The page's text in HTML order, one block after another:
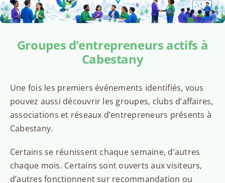
Groupes d’entrepreneurs actifs à
Cabestany
Une fois les premiers événements identifiés, vous
pouvez aussi découvrir les groupes, clubs d’affaires,
associations et réseaux d’entrepreneurs présents à
Cabestany.
Certains se réunissent chaque semaine, d’autres
chaque mois. Certains sont ouverts aux visiteurs,
d’autres fonctionnent sur recommandation ou